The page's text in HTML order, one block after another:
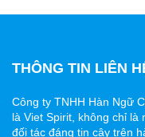
THÔNG TIN LIÊN
Công ty TNHH Hàn Ngữ
là Viet Spirit, không chỉ là
đối tác đáng tin cậy trên